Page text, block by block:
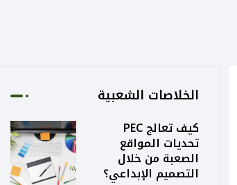
الخلاصات الشعبية
كيف تعالج PEC
تحديات المواقع
الصعبة من خلال
التصميم الإبداعي؟